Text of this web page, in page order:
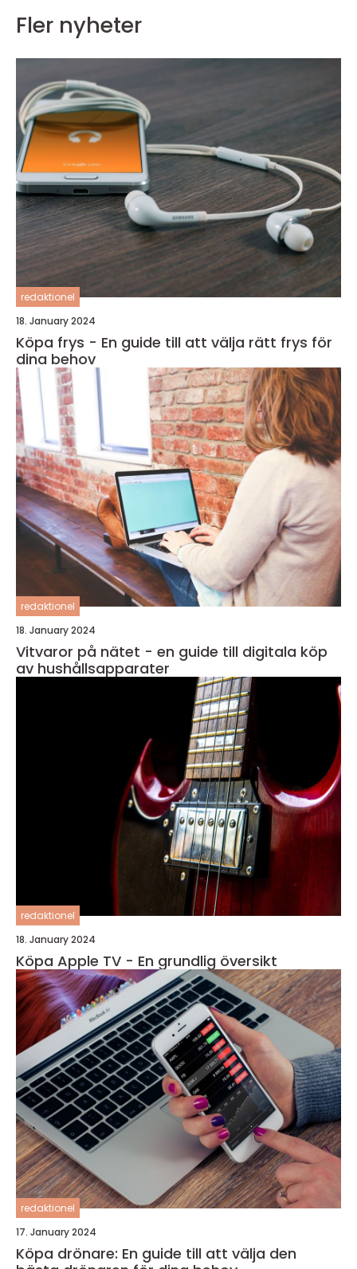
Fler nyheter
redaktionel
18. January 2024
Köpa frys - En guide till att välja rätt frys för
dina behov
redaktionel
18. January 2024
Vitvaror på nätet - en guide till digitala köp
av hushållsapparater
redaktionel
18. January 2024
Köpa Apple TV - En grundlig översikt
redaktionel
17. January 2024
Köpa drönare: En guide till att välja den